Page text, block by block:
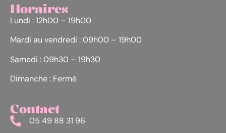
Horaires
Lundi : 12h00 – 19h00
Mardi au vendredi : 09h00 – 19h00
Samedi : 09h30 – 19h30
Dimanche : Fermé
Contact
05 49 88 31 96